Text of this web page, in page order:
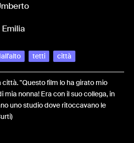
tetti città
"Questo film lo ha girato mio
nonna! Era con il suo collega, in
uno studio dove ritoccavano le